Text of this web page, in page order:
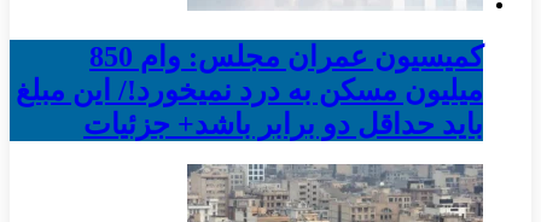
کمیسیون عمران مجلس: وام 850
میلیون مسکن به درد نمیخورد!/ این مبلغ
باید حداقل دو برابر باشد+ جزئیات